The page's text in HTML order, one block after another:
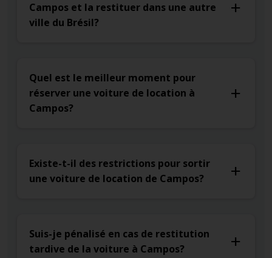
Campos et la restituer dans une autre
ville du Brésil?
Quel est le meilleur moment pour
réserver une voiture de location à
Campos?
Existe-t-il des restrictions pour sortir
une voiture de location de Campos?
Suis-je pénalisé en cas de restitution
tardive de la voiture à Campos?